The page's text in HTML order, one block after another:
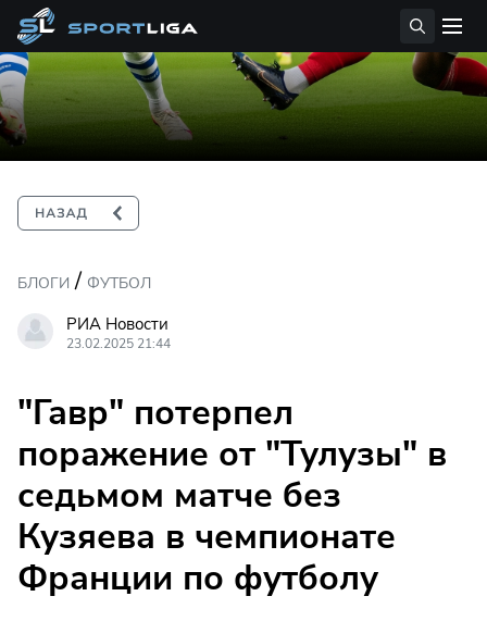
БЛОГИ / ФУТБОЛ
РИА Новости
23.02.2025 21:44
"Гавр" потерпел
поражение от "Тулузы" в
седьмом матче без
Кузяева в чемпионате
Франции по футболу